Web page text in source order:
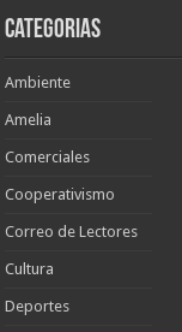
Categorias
Ambiente
Amelia
Comerciales
Cooperativismo
Correo de Lectores
Cultura
Deportes